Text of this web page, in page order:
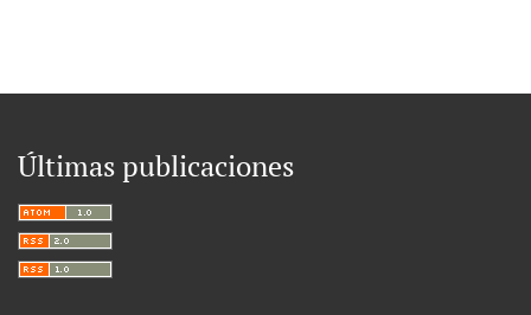
Calle, Wilson Andrés Pacheco Zhuzhingo, María Victoria
Coronel Urgiles, Jeidy Sofía Huatatoca Licuy, Jorge Luis
Molina Lema
Integración de simulaciones interactivas en un entorno
digital educativo para el fortalecimiento de la
Últimas publicaciones